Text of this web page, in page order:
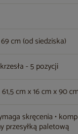
cm (od siedziska)
- 5 pozycji
cm x 16 cm x 90
skręcenia •
przesyłką paletową